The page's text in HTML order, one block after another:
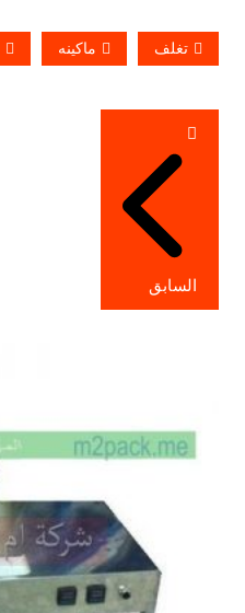
تغلف ماكينه
تصفّح
المقالات
السابق